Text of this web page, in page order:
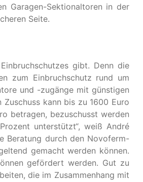
Garagen-Sektionaltoren in der
Seite.
gibt. Denn die
zum Einbruchschutz rund um
und -zugänge mit günstigen
kann bis zu 1600 Euro
betragen, bezuschusst werden
unterstützt“, weiß André
Beratung durch den Novoferm-
gemacht werden können.
gefördert werden. Gut zu
die im Zusammenhang mit